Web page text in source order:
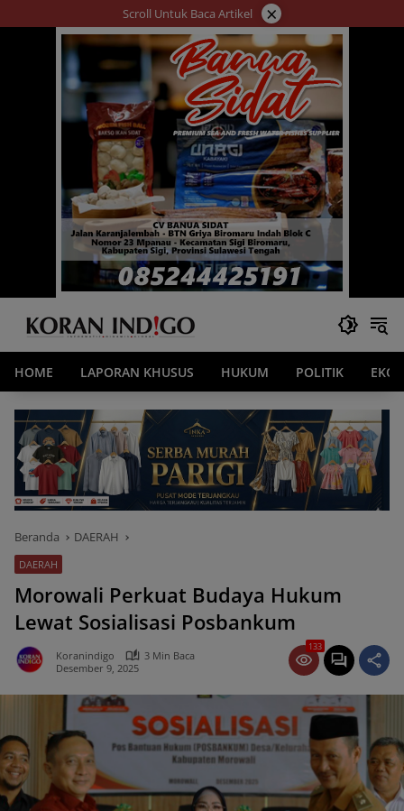
ke
Scroll Untuk Baca Artikel ×
HOME LAPORAN KHUSUS HUKUM POLITIK
Beranda DAERAH
DAERAH
Morowali Perkuat Budaya Hukum
Lewat Sosialisasi Posbankum
Koranindigo
3 Min Baca
Desember 9, 2025
133